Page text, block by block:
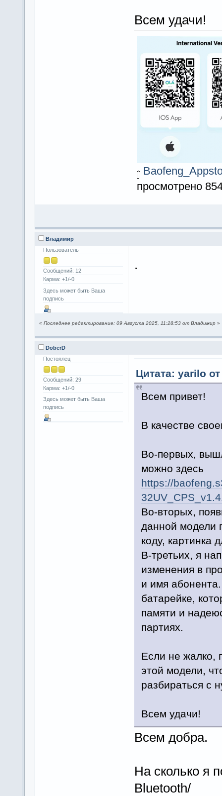
Всем удачи!
просмотрено
Владимир
Пользователь
Сообщений: 12
Карма: +1/-0
Здесь может быть Ваша
подпись
.
« Последнее редактирование: 09 Августа 2025, 11:28:53 от Владимир »
DoberD
Постоялец
Сообщений: 29
Карма: +1/-0
Здесь может быть Ваша
подпись
Цитата: yarilo
Всем привет!
В качестве
Во-первых,
можно здесь
https://
Во-вторых,
данной модели
коду, картинка
В-третьих, я
изменения в
и имя
батарейке,
памяти и
партиях.
Если не жалко,
этой модели,
разбираться с
Всем удачи!
Всем добра.
На сколько я
Bluetooth/